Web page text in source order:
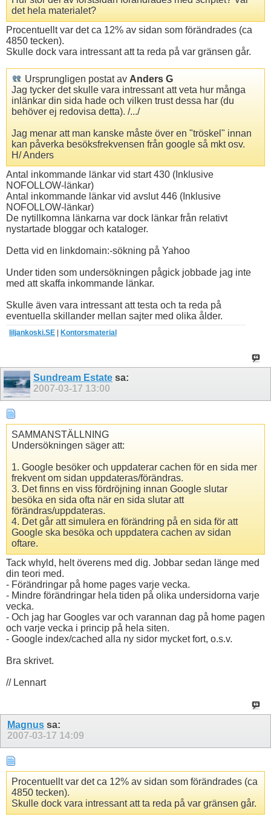
det hela materialet?
Procentuellt var det ca 12% av sidan som förändrades (ca
4850 tecken).
Skulle dock vara intressant att ta reda på var gränsen går.
Ursprungligen postat av Anders G
Jag tycker det skulle vara intressant att veta hur många
inlänkar din sida hade och vilken trust dessa har (du
behöver ej redovisa detta). /.../
Jag menar att man kanske måste över en "tröskel" innan
kan påverka besöksfrekvensen från google så mkt osv.
H/ Anders
Antal inkommande länkar vid start 430 (Inklusive
NOFOLLOW-länkar)
Antal inkommande länkar vid avslut 446 (Inklusive
NOFOLLOW-länkar)
De nytillkomna länkarna var dock länkar från relativt
nystartade bloggar och kataloger.
Detta vid en linkdomain:-sökning på Yahoo
Under tiden som undersökningen pågick jobbade jag inte
med att skaffa inkommande länkar.
Skulle även vara intressant att testa och ta reda på
eventuella skillander mellan sajter med olika ålder.
liljankoski.SE | Kontorsmaterial
Sundream Estate sa:
2007-03-17 13:00
SAMMANSTÄLLNING
Undersökningen säger att:
1. Google besöker och uppdaterar cachen för en sida mer
frekvent om sidan uppdateras/förändras.
3. Det finns en viss fördröjning innan Google slutar
besöka en sida ofta när en sida slutar att
förändras/uppdateras.
4. Det går att simulera en förändring på en sida för att
Google ska besöka och uppdatera cachen av sidan
oftare.
Tack whyld, helt överens med dig. Jobbar sedan länge med
din teori med.
- Förändringar på home pages varje vecka.
- Mindre förändringar hela tiden på olika undersidorna varje
vecka.
- Och jag har Googles var och varannan dag på home pagen
och varje vecka i princip på hela siten.
- Google index/cached alla ny sidor mycket fort, o.s.v.
Bra skrivet.
// Lennart
Magnus sa:
2007-03-17 14:09
Procentuellt var det ca 12% av sidan som förändrades (ca
4850 tecken).
Skulle dock vara intressant att ta reda på var gränsen går.